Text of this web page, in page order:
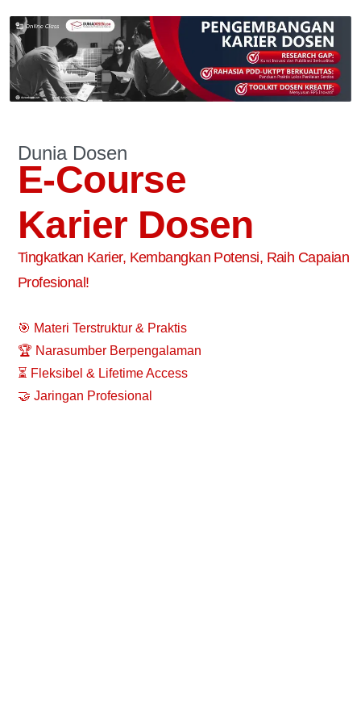
Dunia Dosen
E-Course
Karier Dosen
Tingkatkan Karier, Kembangkan Potensi, Raih Capaian
Profesional!
🎯 Materi Terstruktur & Praktis
🏆 Narasumber Berpengalaman
⏳ Fleksibel & Lifetime Access
🤝 Jaringan Profesional